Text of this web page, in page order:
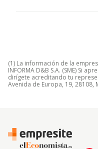
(1) La información de la
INFORMA D&B S.A. (SME) Si
dirígete acreditando tu
Avenida de Europa, 19, 28108,